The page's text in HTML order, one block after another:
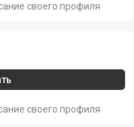
своего профиля
своего профиля